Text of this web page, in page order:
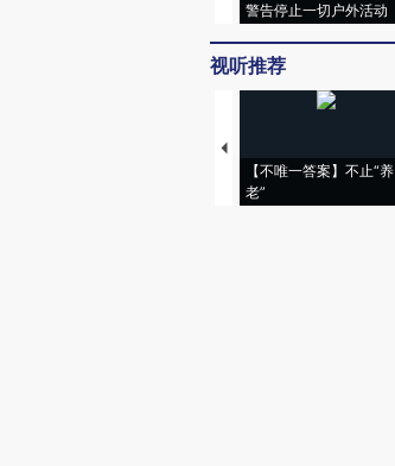
警告停止一切户外活动
视听推荐
【不唯一答案】不止“养
老”